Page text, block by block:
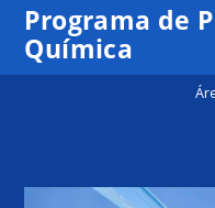
Programa de
Química